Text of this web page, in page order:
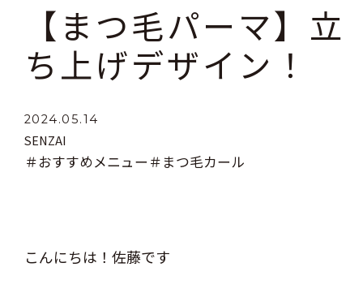
【まつ毛パーマ】立
ち上げデザイン！
2024.05.14
SENZAI
＃おすすめメニュー ＃まつ毛カール
こんにちは！佐藤です